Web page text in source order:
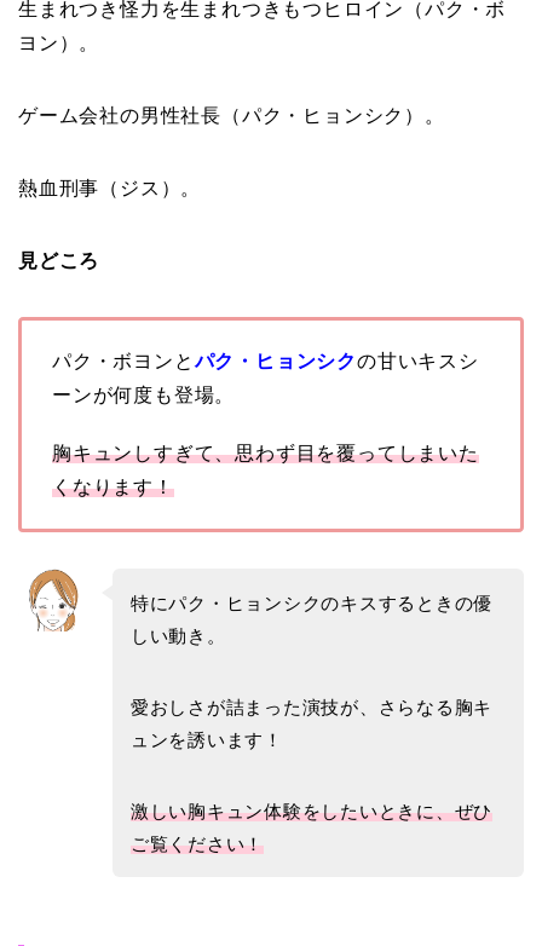
生まれつき怪力を生まれつきもつヒロイン（パク・ボ
ヨン）。
ゲーム会社の男性社長（パク・ヒョンシク ）。
熱血刑事（ジス）。
見どころ
パク・ボヨンとパク・ヒョンシクの甘いキスシ
ーンが何度も登場。
胸キュンしすぎて、思わず目を覆ってしまいた
くなります！
特にパク・ヒョンシクのキスするときの優
しい動き。
愛おしさが詰まった演技が、さらなる胸キ
ュンを誘います！
激しい胸キュン体験をしたいときに、ぜひ
ご覧ください！